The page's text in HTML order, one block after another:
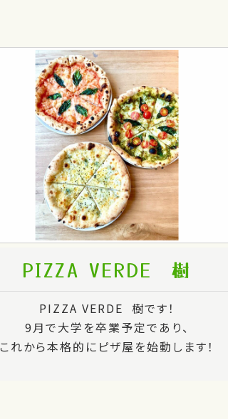
PIZZA VERDE 樹
PIZZA VERDE 樹です！
9月で大学を卒業予定であり、
これから本格的にピザ屋を始動します！